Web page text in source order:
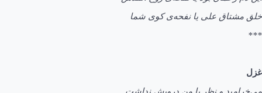
خلق مشتاق علی یا نفحه‌ی کوی شما
***
غزل